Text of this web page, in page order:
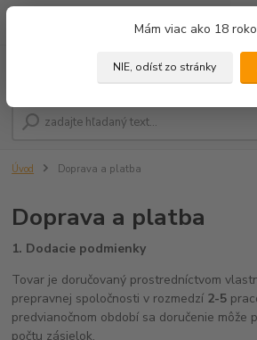
Mám viac ako 18
NIE, odísť zo stránky
Úvod Doprava a platba
Doprava a platba
1. Dodacie podmienky
Tovar je doručovaný prostredníctvom
prepravnej spoločnosti v rozmedzí 2-5
predvianočnom období sa doručenie môže
počtu zásielok.